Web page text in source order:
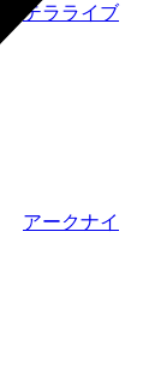
テラライブ
アークナイ